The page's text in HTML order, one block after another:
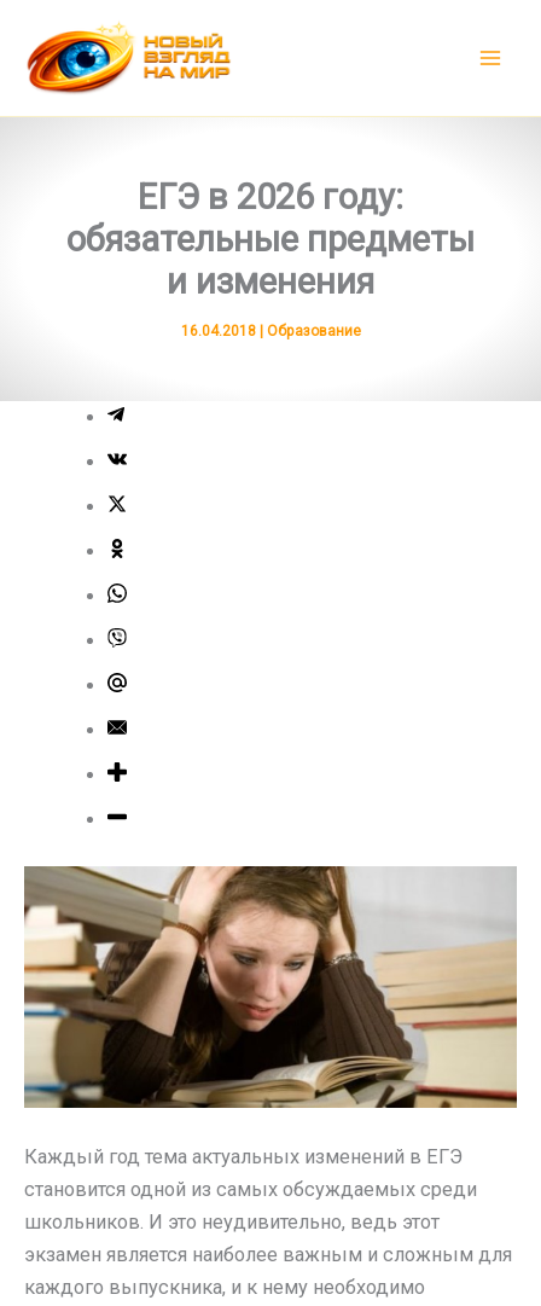
содержимому
ЕГЭ в 2026 году:
обязательные предметы
и изменения
16.04.2018 | Образование
Каждый год тема актуальных изменений в ЕГЭ
становится одной из самых обсуждаемых среди
школьников. И это неудивительно, ведь этот
экзамен является наиболее важным и сложным для
каждого выпускника, и к нему необходимо